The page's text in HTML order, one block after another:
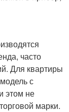
часто
Для квартиры
с
этом не
марки.